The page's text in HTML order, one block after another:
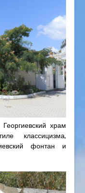
храм
классицизма,
фонтан и